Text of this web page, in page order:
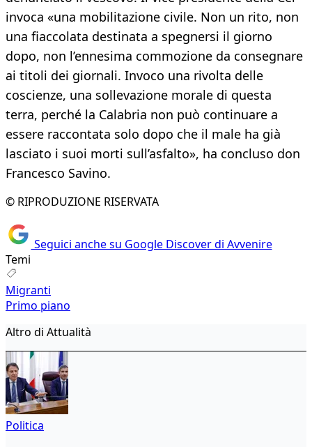
invoca «una mobilitazione civile. Non un rito, non
una fiaccolata destinata a spegnersi il giorno
dopo, non l’ennesima commozione da consegnare
ai titoli dei giornali. Invoco una rivolta delle
coscienze, una sollevazione morale di questa
terra, perché la Calabria non può continuare a
essere raccontata solo dopo che il male ha già
lasciato i suoi morti sull’asfalto», ha concluso don
Francesco Savino.
© RIPRODUZIONE RISERVATA
Seguici anche su Google Discover di Avvenire
Temi
Migranti
Primo piano
Altro di Attualità
Politica